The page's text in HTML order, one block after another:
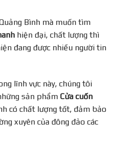
Bình mà muốn tìm
hiện đại, chất lượng thì
đang được nhiều người tin
lĩnh vực này, chúng tôi
sản phẩm Cửa cuốn
có chất lượng tốt, đảm bảo
xuyên của đông đảo các